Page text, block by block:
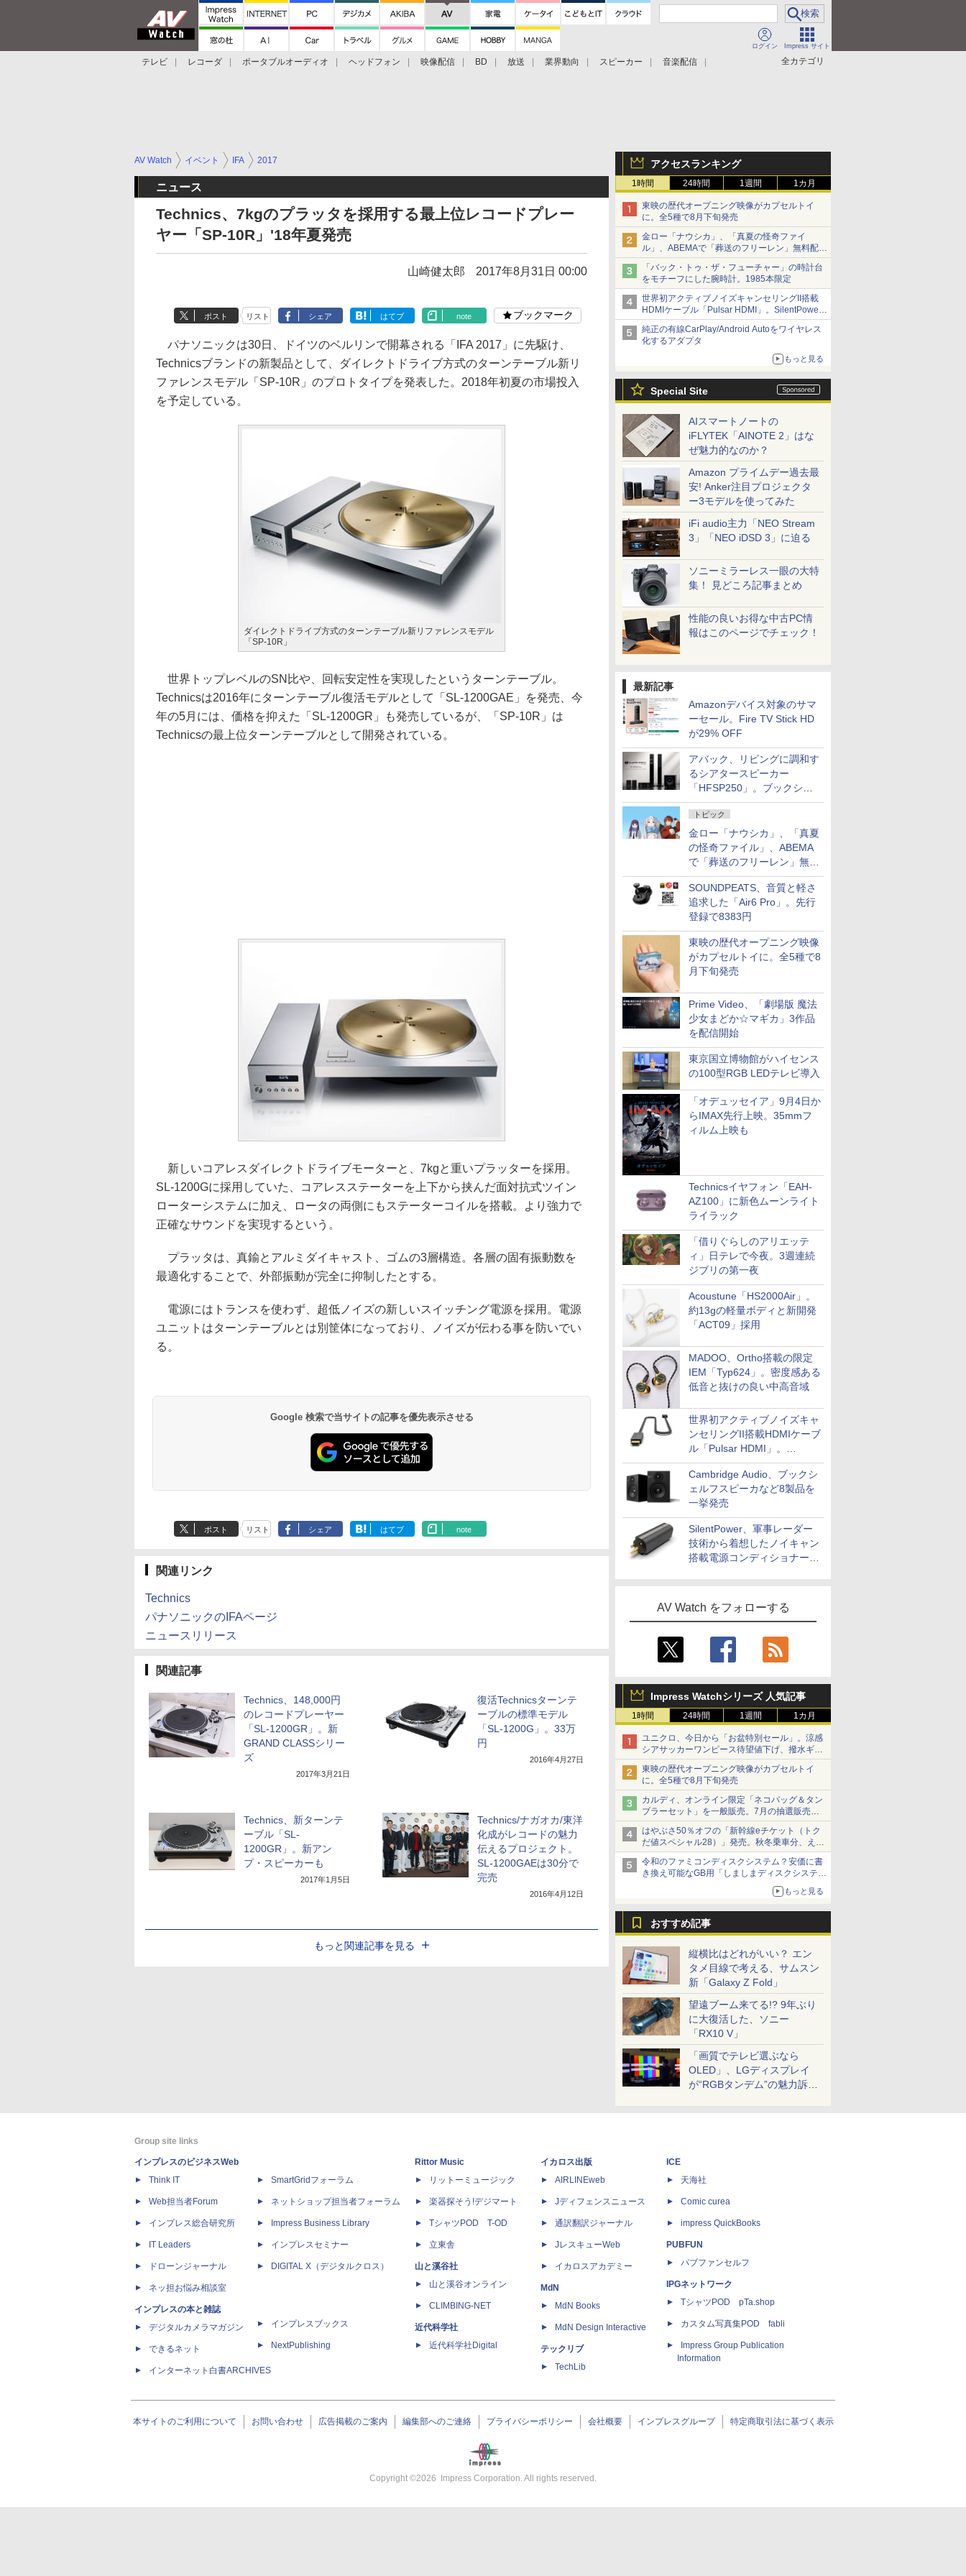
ログイン Impress サイト
全カテゴリ
テレビ レコーダ ポータブルオーディオ ヘッドフォン 映像配信 BD 放送 業界動向 スピーカー
音楽配信
アクセスランキング
1時間 24時間 1週間 1カ月
東映の歴代オープニング映像がカプセルトイ
に。全5種で8月下旬発売
金ロー「ナウシカ」、「真夏の怪奇ファイ
ル」、ABEMAで「葬送のフリーレン」無料配信
など。夏の特番・配信情報
「バック・トゥ・ザ・フューチャー」の時計台
をモチーフにした腕時計。1985本限定
世界初アクティブノイズキャンセリングII搭載
HDMIケーブル「Pulsar HDMI」。SilentPower
から
純正の有線CarPlay/Android Autoをワイヤレス
化するアダプタ
もっと見る
Special Site
AIスマートノートの
iFLYTEK「AINOTE 2」はな
ぜ魅力的なのか？
Amazon プライムデー過去最
安! Anker注目プロジェクタ
ー3モデルを使ってみた
iFi audio主力「NEO Stream
3」「NEO iDSD 3」に迫る
ソニーミラーレス一眼の大特
集！ 見どころ記事まとめ
性能の良いお得な中古PC情
報はこのページでチェック！
最新記事
Amazonデバイス対象のサマ
ーセール。Fire TV Stick HD
が29% OFF
アバック、リビングに調和す
るシアタースピーカー
「HFSP250」。ブックシェ
ルフはペア3万円以下
トピック
金ロー「ナウシカ」、「真夏
の怪奇ファイル」、ABEMA
で「葬送のフリーレン」無料
配信など。夏の特番・配信情
報
SOUNDPEATS、音質と軽さ
追求した「Air6 Pro」。先行
登録で8383円
東映の歴代オープニング映像
がカプセルトイに。全5種で8
月下旬発売
Prime Video、「劇場版 魔法
少女まどか☆マギカ」3作品
を配信開始
東京国立博物館がハイセンス
の100型RGB LEDテレビ導入
「オデュッセイア」9月4日か
らIMAX先行上映。35mmフ
ィルム上映も
Technicsイヤフォン「EAH-
AZ100」に新色ムーンライト
ライラック
「借りぐらしのアリエッテ
ィ」日テレで今夜。3週連続
ジブリの第一夜
Acoustune「HS2000Air」。
約13gの軽量ボディと新開発
「ACT09」採用
MADOO、Ortho搭載の限定
IEM「Typ624」。密度感ある
低音と抜けの良い中高音域
世界初アクティブノイズキャ
ンセリングII搭載HDMIケーブ
ル「Pulsar HDMI」。
SilentPowerから
Cambridge Audio、ブックシ
ェルフスピーカなど8製品を
一挙発売
SilentPower、軍事レーダー
技術から着想したノイキャン
搭載電源コンディショナー
AV Watch をフォローする
Impress Watchシリーズ 人気記事
1時間 24時間 1週間 1カ月
ユニクロ、今日から「お盆特別セール」。涼感
シアサッカーワンピース待望値下げ、撥水ギア
ショーツは1990円に
東映の歴代オープニング映像がカプセルトイ
に。全5種で8月下旬発売
カルディ、オンライン限定「ネコバッグ＆タン
ブラーセット」を一般販売。7月の抽選販売の
当選無効分
はやぶさ50％オフの「新幹線eチケット（トク
だ値スペシャル28）」発売。秋冬乗車分、えき
ねっと限定
令和のファミコンディスクシステム？安価に書
き換え可能なGB用「しましまディスクシステ
もっと見る
おすすめ記事
縦横比はどれがいい？ エン
タメ目線で考える、サムスン
新「Galaxy Z Fold」
望遠ブーム来てる!? 9年ぶり
に大復活した、ソニー
「RX10 V」
「画質でテレビ選ぶなら
OLED」、LGディスプレイ
が“RGBタンデム”の魅力訴
AV Watch イベント IFA 2017
ニュース
Technics、7kgのプラッタを採用する最上位レコードプレー
ヤー「SP-10R」'18年夏発売
山崎健太郎 2017年8月31日 00:00
ポスト リスト シェア はてブ note ブックマーク
パナソニックは30日、ドイツのベルリンで開幕される「IFA 2017」に先駆け、
Technicsブランドの新製品として、ダイレクトドライブ方式のターンテーブル新リ
ファレンスモデル「SP-10R」のプロトタイプを発表した。2018年初夏の市場投入
を予定している。
ダイレクトドライブ方式のターンテーブル新リファレンスモデル
「SP-10R」
世界トップレベルのSN比や、回転安定性を実現したというターンテーブル。
Technicsは2016年にターンテーブル復活モデルとして「SL-1200GAE」を発売、今
年の5月には、価格を抑えた「SL-1200GR」も発売しているが、「SP-10R」は
Technicsの最上位ターンテーブルとして開発されている。
新しいコアレスダイレクトドライブモーターと、7kgと重いプラッターを採用。
SL-1200Gに採用していた、コアレスステーターを上下から挟んだ面対抗式ツイン
ローターシステムに加え、ロータの両側にもステーターコイルを搭載。より強力で
正確なサウンドを実現するという。
プラッタは、真鍮とアルミダイキャスト、ゴムの3層構造。各層の固有振動数を
最適化することで、外部振動が完全に抑制したとする。
電源にはトランスを使わず、超低ノイズの新しいスイッチング電源を採用。電源
ユニットはターンテーブルとは別筐体になっており、ノイズが伝わる事を防いでい
る。
Google 検索で当サイトの記事を優先表示させる
ポスト リスト シェア はてブ note
関連リンク
Technics
パナソニックのIFAページ
ニュースリリース
関連記事
Technics、148,000円
のレコードプレーヤー
「SL-1200GR」。新
GRAND CLASSシリー
ズ
2017年3月21日
復活Technicsターンテ
ーブルの標準モデル
「SL-1200G」。33万
円
2016年4月27日
Technics、新ターンテ
ーブル「SL-
1200GR」。新アン
プ・スピーカーも
2017年1月5日
Technics/ナガオカ/東洋
化成がレコードの魅力
伝えるプロジェクト。
SL-1200GAEは30分で
完売
2016年4月12日
もっと関連記事を見る
Group site links
インプレスのビジネスWeb
Think IT
Web担当者Forum
インプレス総合研究所
IT Leaders
ドローンジャーナル
ネッ担お悩み相談室
インプレスの本と雑誌
デジタルカメラマガジン
できるネット
インターネット白書ARCHIVES
SmartGridフォーラム
ネットショップ担当者フォーラム
Impress Business Library
インプレスセミナー
DIGITAL X（デジタルクロス）
インプレスブックス
NextPublishing
Rittor Music
リットーミュージック
楽器探そう!デジマート
TシャツPOD T-OD
立東舎
山と溪谷社
山と溪谷オンライン
CLIMBING-NET
近代科学社
近代科学社Digital
イカロス出版
AIRLINEweb
Jディフェンスニュース
通訳翻訳ジャーナル
JレスキューWeb
イカロスアカデミー
MdN
MdN Books
MdN Design Interactive
テックリブ
TechLib
ICE
天海社
Comic curea
impress QuickBooks
PUBFUN
パブファンセルフ
IPGネットワーク
TシャツPOD pTa.shop
カスタム写真集POD fabli
Impress Group Publication
Information
本サイトのご利用について お問い合わせ 広告掲載のご案内 編集部へのご連絡 プライバシーポリシー 会社概要 インプレスグループ 特定商取引法に基づく表示
Copyright ©2026 Impress Corporation. All rights reserved.